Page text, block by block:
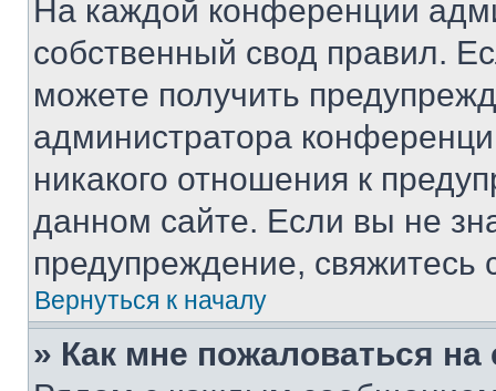
На каждой конференции
собственный свод правил.
можете получить
администратора
никакого отношения к
данном сайте. Если вы не
предупреждение,
Вернуться к началу
» Как мне пожаловаться